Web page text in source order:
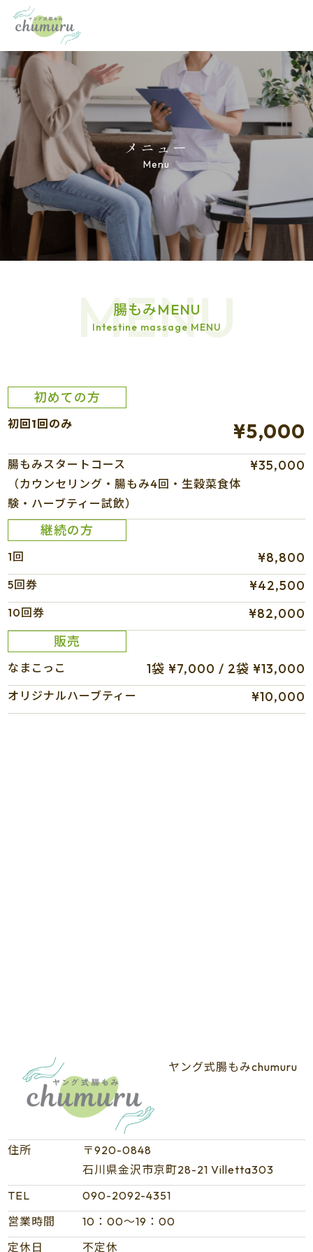
メニュー
Menu
腸もみMENU
Intestine massage MENU
MENU
初めての方
初回1回のみ ¥5,000
腸もみスタートコース
（カウンセリング・腸もみ4回・生穀菜食体
験・ハーブティー試飲）
¥35,000
継続の方
1回 ¥8,800
5回券 ¥42,500
10回券
¥82,000
販売
なまこっこ 1袋 ¥7,000 / 2袋 ¥13,000
オリジナルハーブティー ¥10,000
ヤング式腸もみchumuru
住所
〒920-0848
石川県金沢市京町28-21 Villetta303
TEL
090-2092-4351
営業時間
10：00～19：00
定休日
不定休